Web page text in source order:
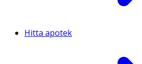
Hitta apotek